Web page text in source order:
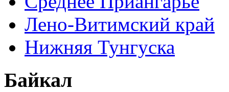
Лено-Витимский край
Нижняя Тунгуска
Байкал